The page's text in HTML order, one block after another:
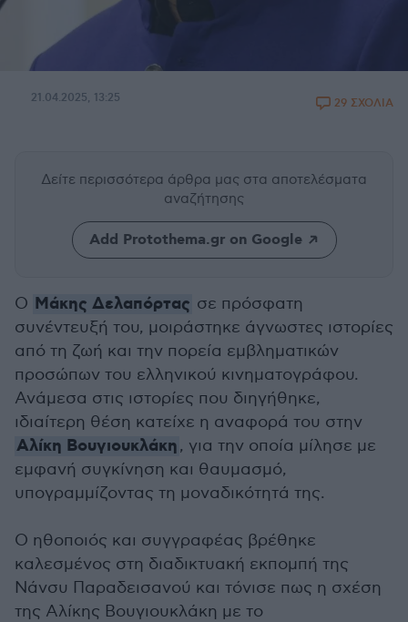
21.04.2025, 13:25 29 ΣΧΟΛΙΑ
Δείτε περισσότερα άρθρα μας στα αποτελέσματα
αναζήτησης
Add Protothema.gr on Google
Ο Μάκης Δελαπόρτας σε πρόσφατη
συνέντευξή του, μοιράστηκε άγνωστες ιστορίες
από τη ζωή και την πορεία εμβληματικών
προσώπων του ελληνικού κινηματογράφου.
Ανάμεσα στις ιστορίες που διηγήθηκε,
ιδιαίτερη θέση κατείχε η αναφορά του στην
Αλίκη Βουγιουκλάκη, για την οποία μίλησε με
εμφανή συγκίνηση και θαυμασμό,
υπογραμμίζοντας τη μοναδικότητά της.
Ο ηθοποιός και συγγραφέας βρέθηκε
καλεσμένος στη διαδικτυακή εκπομπή της
Νάνσυ Παραδεισανού και τόνισε πως η σχέση
της Αλίκης Βουγιουκλάκη με το